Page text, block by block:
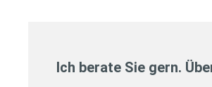
Ich berate Sie gern.